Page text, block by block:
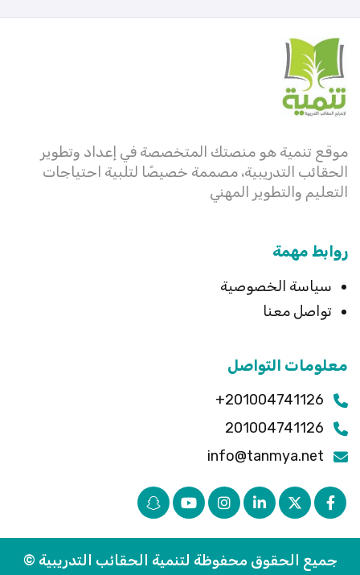
موقع تنمية هو منصتك المتخصصة في إعداد وتطوير
الحقائب التدريبية، مصممة خصيصًا لتلبية احتياجات
التعليم والتطوير المهني
روابط مهمة
سياسة الخصوصية
تواصل معنا
معلومات التواصل
201004741126+
201004741126
info@tanmya.net
جميع الحقوق محفوظة لتنمية الحقائب التدريبية ©